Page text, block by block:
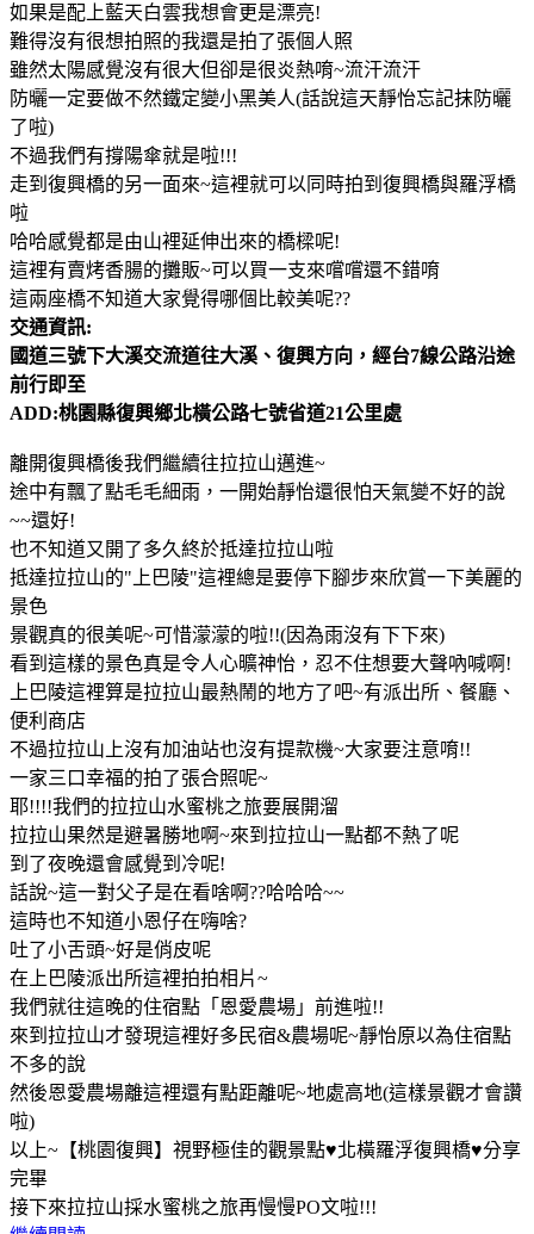
如果是配上藍天白雲我想會更是漂亮!
難得沒有很想拍照的我還是拍了張個人照
雖然太陽感覺沒有很大但卻是很炎熱唷~流汗流汗
防曬一定要做不然鐵定變小黑美人(話說這天靜怡忘記抹防曬
了啦)
不過我們有撐陽傘就是啦!!!
走到復興橋的另一面來~這裡就可以同時拍到復興橋與羅浮橋
啦
哈哈感覺都是由山裡延伸出來的橋樑呢!
這裡有賣烤香腸的攤販~可以買一支來嚐嚐還不錯唷
這兩座橋不知道大家覺得哪個比較美呢??
交通資訊:
國道三號下大溪交流道往大溪、復興方向，經台7線公路沿途
前行即至
ADD:桃園縣復興鄉北橫公路七號省道21公里處
離開復興橋後我們繼續往拉拉山邁進~
途中有飄了點毛毛細雨，一開始靜怡還很怕天氣變不好的說
~~還好!
也不知道又開了多久終於抵達拉拉山啦
抵達拉拉山的"上巴陵"這裡總是要停下腳步來欣賞一下美麗的
景色
景觀真的很美呢~可惜濛濛的啦!!(因為雨沒有下下來)
看到這樣的景色真是令人心曠神怡，忍不住想要大聲吶喊啊!
上巴陵這裡算是拉拉山最熱鬧的地方了吧~有派出所、餐廳、
便利商店
不過拉拉山上沒有加油站也沒有提款機~大家要注意唷!!
一家三口幸福的拍了張合照呢~
耶!!!!我們的拉拉山水蜜桃之旅要展開溜
拉拉山果然是避暑勝地啊~來到拉拉山一點都不熱了呢
到了夜晚還會感覺到冷呢!
話說~這一對父子是在看啥啊??哈哈哈~~
這時也不知道小恩仔在嗨啥?
吐了小舌頭~好是俏皮呢
在上巴陵派出所這裡拍拍相片~
我們就往這晚的住宿點「恩愛農場」前進啦!!
來到拉拉山才發現這裡好多民宿&農場呢~靜怡原以為住宿點
不多的說
然後恩愛農場離這裡還有點距離呢~地處高地(這樣景觀才會讚
啦)
以上~【桃園復興】視野極佳的觀景點♥北橫羅浮復興橋♥分享
完畢
接下來拉拉山採水蜜桃之旅再慢慢PO文啦!!!